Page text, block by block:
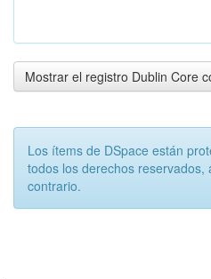
Mostrar el registro Dublin Core
Los ítems de DSpace están
todos los derechos reservados,
contrario.